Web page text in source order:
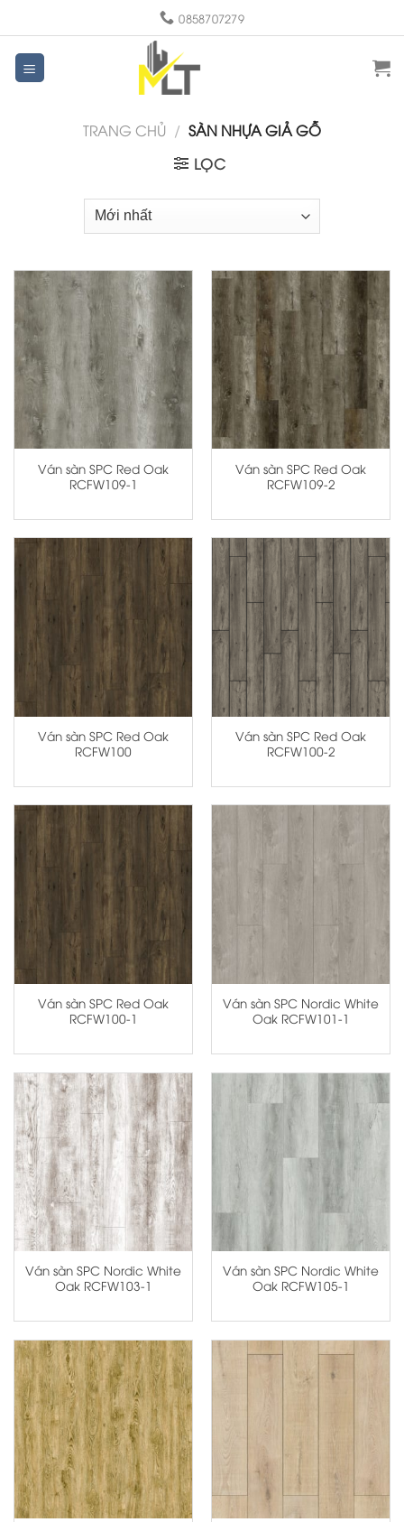
to
content
0858707279
TRANG CHỦ / SÀN NHỰA GIẢ GỖ
LỌC
Ván sàn SPC Red Oak
RCFW109-1
Ván sàn SPC Red Oak
RCFW109-2
Ván sàn SPC Red Oak
RCFW100
Ván sàn SPC Red Oak
RCFW100-2
Ván sàn SPC Red Oak
RCFW100-1
Ván sàn SPC Nordic White
Oak RCFW101-1
Ván sàn SPC Nordic White
Oak RCFW103-1
Ván sàn SPC Nordic White
Oak RCFW105-1